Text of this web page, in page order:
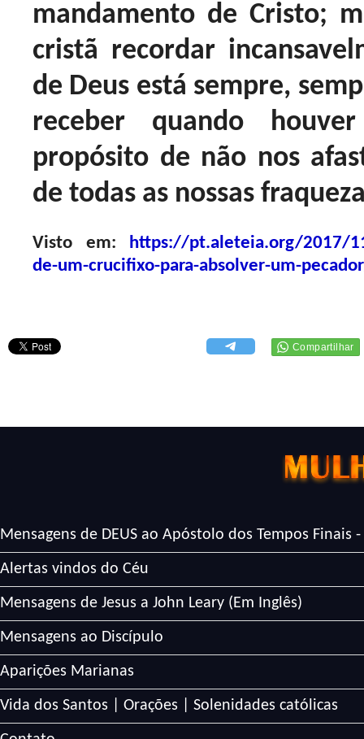
mandamento de Cristo;
cristã recordar
de Deus está sempre,
receber quando
propósito de não nos
de todas as nossas
Visto em: https://pt.aleteia.org/2017/
de-um-crucifixo-para-absolver-um-
Mensagens de DEUS ao Apóstolo dos Tempos Finais -
Alertas vindos do Céu
Mensagens de Jesus a John Leary (Em Inglês)
Mensagens ao Discípulo
Aparições Marianas
Vida dos Santos | Orações | Solenidades católicas